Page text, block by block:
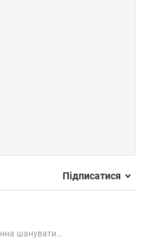
Підписатися
шанувати...